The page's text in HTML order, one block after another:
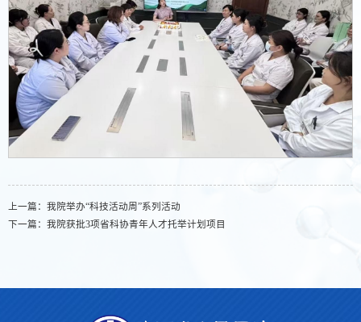
上一篇： 我院举办“科技活动周”系列活动
下一篇： 我院获批3项省科协青年人才托举计划项目